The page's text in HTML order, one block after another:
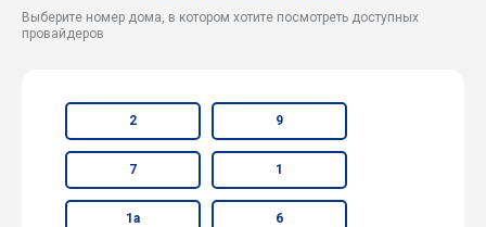
Выберите номер дома, в котором хотите посмотреть доступных
провайдеров
2 9
7 1
1а 6